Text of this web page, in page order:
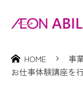
HOME
事
お仕事体験講座を